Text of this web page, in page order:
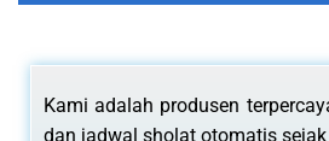
Kami adalah produsen
dan jadwal sholat otomatis